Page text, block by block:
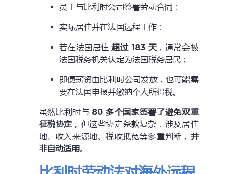
员工与比利时公司签署劳动合同；
实际居住并在法国远程工作；
若在法国居住超过 183 天，通常会被
法国税务机关认定为法国税务居民；
即便薪资由比利时公司发放，也可能需
要在法国申报并缴纳个人所得税。
虽然比利时与 80 多个国家签署了避免双重
征税协定，但这些协定条款复杂，涉及居住
地、收入来源地、税收抵免等多重判断， 并
非自动适用。